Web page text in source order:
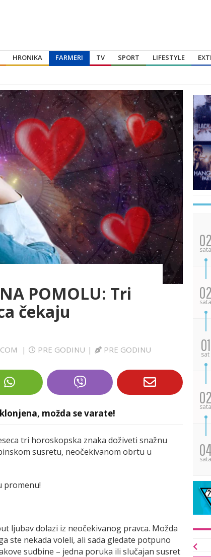
HRONIKA FARMERI TV SPORT LIFESTYLE
POMOLU: Tri
čekaju
| PRE GODINU | PRE GODINU
možda se varate!
tri horoskopska znaka doživeti snažnu
susretu, neočekivanom obrtu u
promenu!
ljubav dolazi iz neočekivanog pravca. Možda
ste nekada voleli, ali sada gledate potpuno
sudbine – jedna poruka ili slučajan susret
02
sata
02
sata
01
sat
02
sata
04
sata